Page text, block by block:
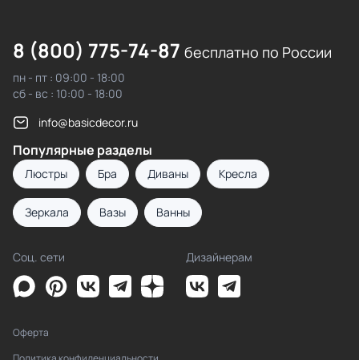
8 (800) 775-74-87 бесплатно по России
пн - пт : 09:00 - 18:00
сб - вс : 10:00 - 18:00
info@basicdecor.ru
Популярные разделы
Люстры Бра Диваны Кресла
Зеркала Вазы Ванны
Соц. сети Дизайнерам
Оферта